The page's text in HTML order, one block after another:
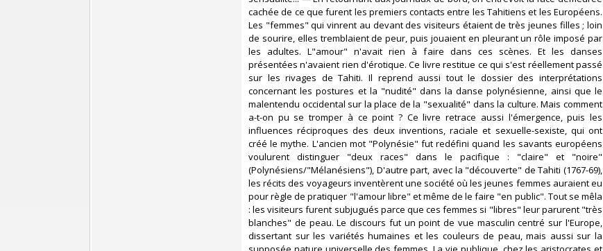
cachée de ce que furent les premiers contacts entre les Tahitiens et les Européens.
Les "femmes" qui vinrent au devant des visiteurs étaient de très jeunes filles ; loin
de sourire, elles tremblaient de peur, puis jouaient en pleurant un rôle imposé par
les adultes. L"amour" n'avait rien à faire dans ces scènes. Et les danses
présentées n'avaient rien d'érotique. Ce livre restitue ce qui s'est réellement passé
sur les rivages de Tahiti. Il reprend aussi tout le dossier des interprétations
concernant les postures et la "nudité" dans la danse polynésienne, ainsi que le
malentendu occidental sur la place de la "sexualité" dans la culture. Mais comment
a-t-on pu se tromper à ce point ? Ce livre retrace aussi l'émergence, puis les
influences réciproques des deux inventions, raciale et sexuelle-sexiste, qui ont
créé le mythe. L'ancien mot "Polynésie" fut redéfini quand les savants européens
voulurent distinguer "deux races" dans le pacifique : "claire" et "noire"
(Polynésiens/"Mélanésiens"), D'autre part, avec la "découverte" de Tahiti (1767-69),
les récits des voyageurs inventèrent une société où les jeunes femmes auraient eu
pour règle de pratiquer "l'amour libre" et même de le faire "en public". Tout se mêla
: les visiteurs furent subjugués parce que ces femmes si "libres" leur parurent "très
blanches" de peau. Le discours fut un point de vue masculin centré sur l'Europe,
dissertant sur les variétés humaines et les couleurs de peau, mais aussi sur la